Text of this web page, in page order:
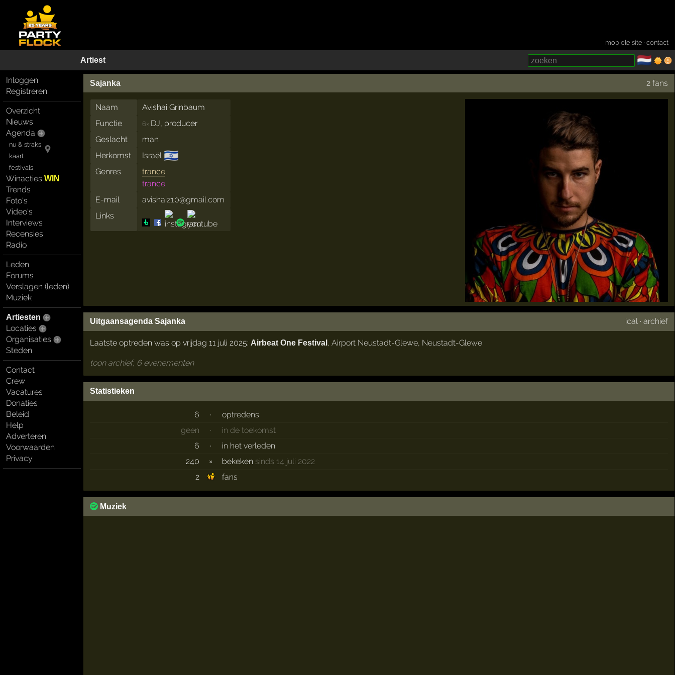
mobiele site ·contact
Artiest 🇳🇱
Inloggen
Registreren
Overzicht
Nieuws
Agenda
nu & straks
kaart
festivals
WinactiesWIN
Trends
Foto's
Video's
Interviews
Recensies
Radio
Leden
Forums
Verslagen (leden)
Muziek
Artiesten
Locaties
Organisaties
Steden
Contact
Crew
Vacatures
Donaties
Beleid
Help
Adverteren
Voorwaarden
Privacy
Sajanka 2 fans
Naam
Avishai Grinbaum
Functie
6× DJ, producer
Geslacht
man
Herkomst
Israël 🇮🇱
Genres
trance
trance
E-mail
avishaiz10@gmail.com
Links
Uitgaansagenda Sajanka ical ·archief
Laatste optreden was op vrijdag 11 juli 2025: Airbeat One Festival , Airport Neustadt-Glewe, Neustadt-Glewe
toon archief, 6 evenementen
Statistieken
6 ·
optredens
geen
·
in de toekomst
6
·
in het verleden
240
× bekeken sinds 14 juli 2022
2
fans
Muziek